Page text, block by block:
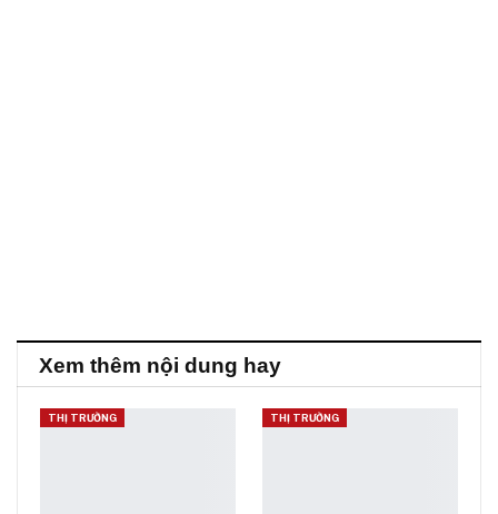
Xem thêm nội dung hay
THỊ TRƯỜNG THỊ TRƯỜNG